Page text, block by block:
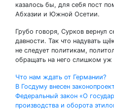
казалось бы, для себя пост
Абхазии и Южной Осетии.
Грубо говоря, Сурков вернул
давности. Так что надувать
не следует политикам,
обращать на него слишком
Навигация
по
Что нам ждать от Германии?
В Госдуму внесен
Федеральный закон «О
производства и оборота